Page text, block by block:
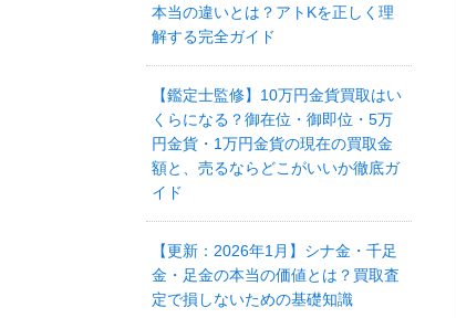
本当の違いとは？アトKを正しく理
解する完全ガイド
【鑑定士監修】10万円金貨買取はい
くらになる？御在位・御即位・5万
円金貨・1万円金貨の現在の買取金
額と、売るならどこがいいか徹底ガ
イド
【更新：2026年1月】シナ金・千足
金・足金の本当の価値とは？買取査
定で損しないための基礎知識